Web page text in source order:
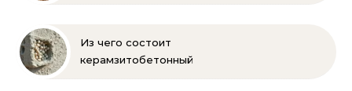
проверенные способы
Из чего состоит
керамзитобетонный